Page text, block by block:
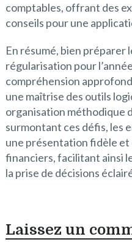
comptables, offrant des
conseils pour une
En résumé, bien préparer
régularisation pour
compréhension
une maîtrise des outils
organisation méthodique
surmontant ces défis, les
une présentation fidèle
financiers, facilitant ainsi
la prise de décisions
Laissez un